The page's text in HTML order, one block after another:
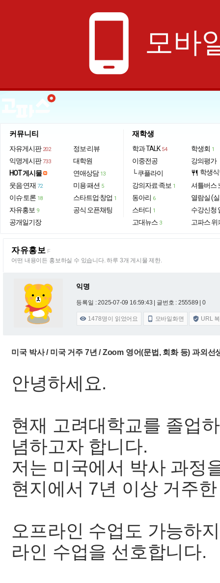
phone_android 모바
커뮤니티
자유게시판 202
익명게시판 733
HOT 게시물
웃음·연재 72
이슈·토론 18
자유홍보 9
공개일기장
정보·리뷰
대학원
연애상담 13
미용·패션 5
스타트업·창업 1
공식 오픈채팅
재학생
학과 TALK 54
이중전공
└ 쿠플라이
강의자료·족보 1
동아리 6
스터디 1
고대뉴스 3
학생회 1
강의평가
restaurant 학생
셔틀버스
열람실 (
수강신청
고파스 위
자유홍보 F
어떤 내용이든 홍보하실 수 있습니다. 하루 3개 게시물 제한.
익명
등록일 : 2025-07-09 16:59:43 | 글번호 : 255589 | 0
 1478명이 읽었어요  모바일화면  URL
미국 박사 / 미국 거주 7년 / Zoom 영어(문법, 회화 등) 과외
안녕하세요.
현재 고려대학교를 졸업
념하고자 합니다.
저는 미국에서 박사 과정
현지에서 7년 이상 거주
오프라인 수업도 가능하
라인 수업을 선호합니다.